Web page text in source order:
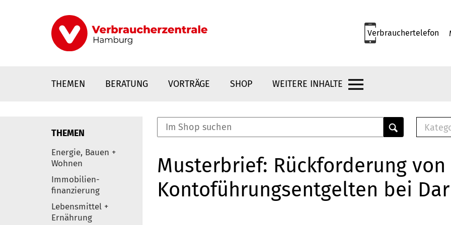
Verbrauchertelefon
THEMEN BERATUNG VORTRÄGE SHOP WEITERE INHALTE
Elemente
THEMEN
Energie, Bauen +
Wohnen
Immobilien-
finanzierung
Lebensmittel +
Ernährung
Musterbrief: Rückforderung von
Kontoführungsentgelten bei